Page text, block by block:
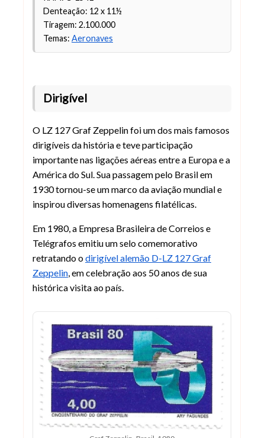
Denteação: 12 x 11½
Tiragem: 2.100.000
Temas: Aeronaves
Dirigível
O LZ 127 Graf Zeppelin foi um dos mais famosos
dirigíveis da história e teve participação
importante nas ligações aéreas entre a Europa e a
América do Sul. Sua passagem pelo Brasil em
1930 tornou-se um marco da aviação mundial e
inspirou diversas homenagens filatélicas.
Em 1980, a Empresa Brasileira de Correios e
Telégrafos emitiu um selo comemorativo
retratando odirigível alemão D-LZ 127 Graf
Zeppelin, em celebração aos 50 anos de sua
histórica visita ao país.